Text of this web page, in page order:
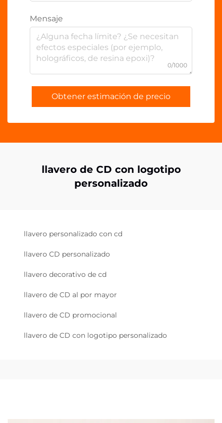
Mensaje
0/1000
Obtener estimación de precio
llavero de CD con logotipo
personalizado
llavero personalizado con cd
llavero CD personalizado
llavero decorativo de cd
llavero de CD al por mayor
llavero de CD promocional
llavero de CD con logotipo personalizado